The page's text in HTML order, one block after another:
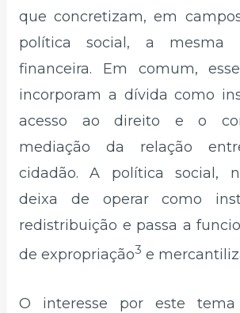
que concretizam, em
política social, a mesma
financeira. Em comum,
incorporam a dívida como
acesso ao direito e o
mediação da relação
cidadão. A política social,
deixa de operar como
redistribuição e passa a
de expropriação3 e
O interesse por este tema